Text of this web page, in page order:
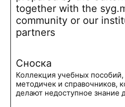
together with the
community or our
partners
Сноска
Коллекция учебных пособий,
методичек и справочников,
делают недоступное знание